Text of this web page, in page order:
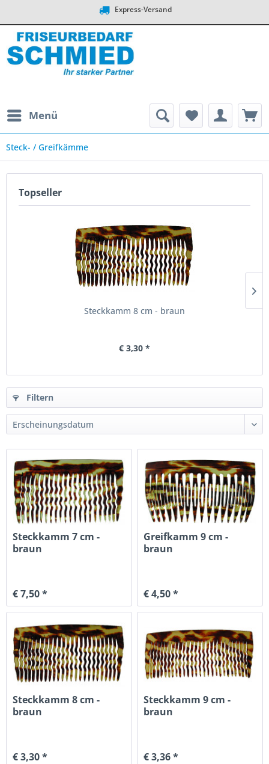
Express-Versand
Menü
Steck- / Greifkämme
Topseller
Steckkamm 8 cm - braun
€ 3,30 *
Filtern
Steckkamm 7 cm -
braun
€ 7,50 *
Greifkamm 9 cm -
braun
€ 4,50 *
Steckkamm 8 cm -
braun
€ 3,30 *
Steckkamm 9 cm -
braun
€ 3,36 *